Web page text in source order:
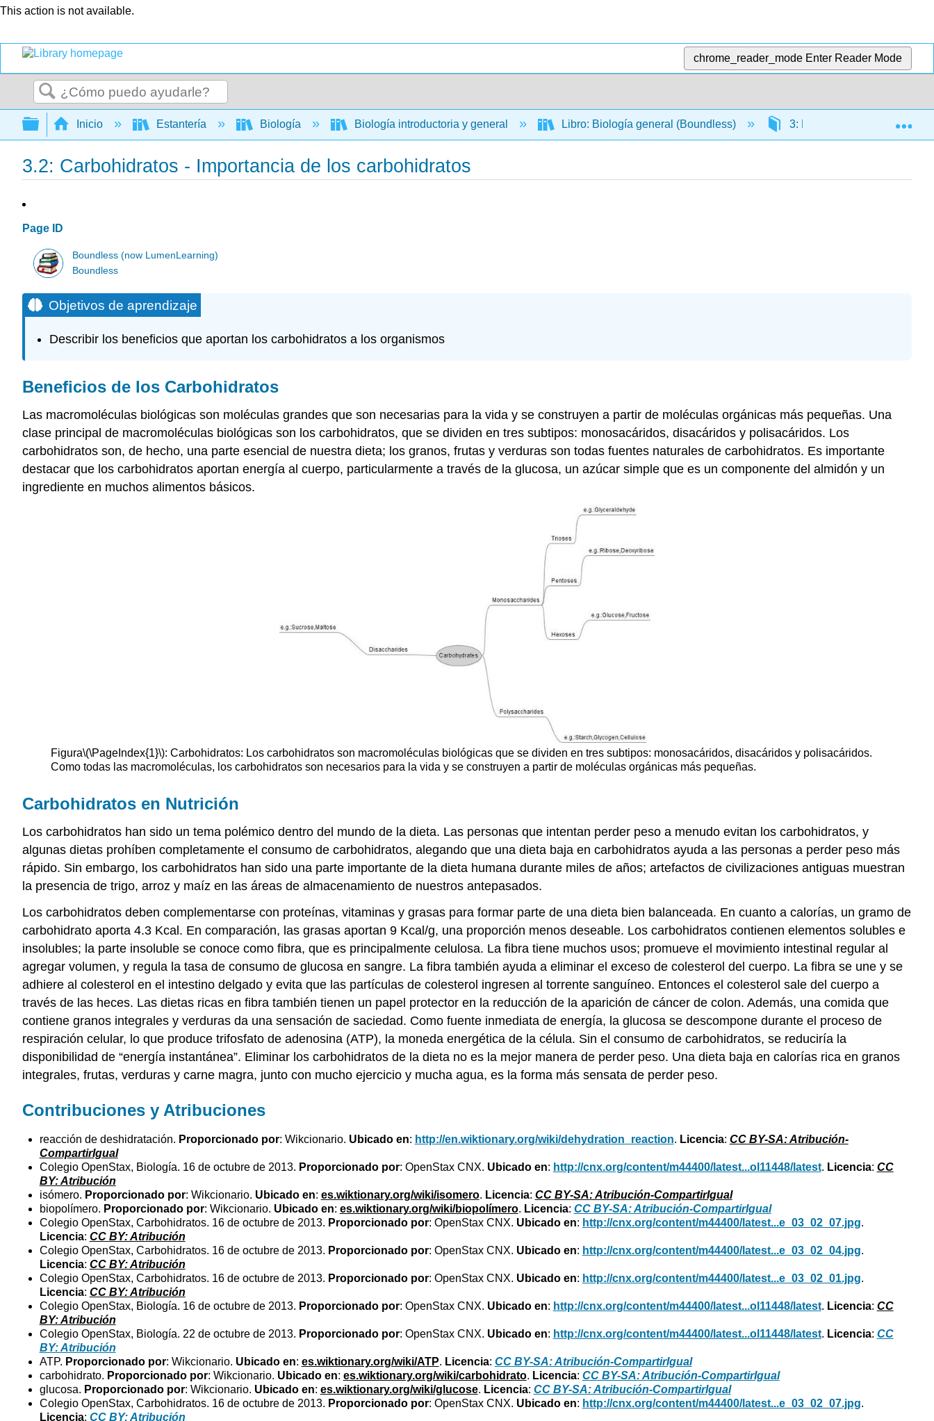
This action is not available.
chrome_reader_mode Enter Reader Mode
Buscar
Expandir/contraer jerarquía global
Inicio Estantería Biología Biología introductoria y general Libro: Biología general (Boundless) 3: Macromoléculas
3.2: Carbohidratos - Importancia de los carbohidratos
Page ID
Boundless (now LumenLearning)
Boundless
Objetivos de aprendizaje
Describir los beneficios que aportan los carbohidratos a los organismos
Beneficios de los Carbohidratos
Las macromoléculas biológicas son moléculas grandes que son necesarias para la vida y se construyen a partir de moléculas orgánicas más pequeñas. Una
clase principal de macromoléculas biológicas son los carbohidratos, que se dividen en tres subtipos: monosacáridos, disacáridos y polisacáridos. Los
carbohidratos son, de hecho, una parte esencial de nuestra dieta; los granos, frutas y verduras son todas fuentes naturales de carbohidratos. Es importante
destacar que los carbohidratos aportan energía al cuerpo, particularmente a través de la glucosa, un azúcar simple que es un componente del almidón y un
ingrediente en muchos alimentos básicos.
Figura\(\PageIndex{1}\): Carbohidratos: Los carbohidratos son macromoléculas biológicas que se dividen en tres subtipos: monosacáridos, disacáridos y polisacáridos.
Como todas las macromoléculas, los carbohidratos son necesarios para la vida y se construyen a partir de moléculas orgánicas más pequeñas.
Carbohidratos en Nutrición
Los carbohidratos han sido un tema polémico dentro del mundo de la dieta. Las personas que intentan perder peso a menudo evitan los carbohidratos, y
algunas dietas prohíben completamente el consumo de carbohidratos, alegando que una dieta baja en carbohidratos ayuda a las personas a perder peso más
rápido. Sin embargo, los carbohidratos han sido una parte importante de la dieta humana durante miles de años; artefactos de civilizaciones antiguas muestran
la presencia de trigo, arroz y maíz en las áreas de almacenamiento de nuestros antepasados.
Los carbohidratos deben complementarse con proteínas, vitaminas y grasas para formar parte de una dieta bien balanceada. En cuanto a calorías, un gramo de
carbohidrato aporta 4.3 Kcal. En comparación, las grasas aportan 9 Kcal/g, una proporción menos deseable. Los carbohidratos contienen elementos solubles e
insolubles; la parte insoluble se conoce como fibra, que es principalmente celulosa. La fibra tiene muchos usos; promueve el movimiento intestinal regular al
agregar volumen, y regula la tasa de consumo de glucosa en sangre. La fibra también ayuda a eliminar el exceso de colesterol del cuerpo. La fibra se une y se
adhiere al colesterol en el intestino delgado y evita que las partículas de colesterol ingresen al torrente sanguíneo. Entonces el colesterol sale del cuerpo a
través de las heces. Las dietas ricas en fibra también tienen un papel protector en la reducción de la aparición de cáncer de colon. Además, una comida que
contiene granos integrales y verduras da una sensación de saciedad. Como fuente inmediata de energía, la glucosa se descompone durante el proceso de
respiración celular, lo que produce trifosfato de adenosina (ATP), la moneda energética de la célula. Sin el consumo de carbohidratos, se reduciría la
disponibilidad de “energía instantánea”. Eliminar los carbohidratos de la dieta no es la mejor manera de perder peso. Una dieta baja en calorías rica en granos
integrales, frutas, verduras y carne magra, junto con mucho ejercicio y mucha agua, es la forma más sensata de perder peso.
Contribuciones y Atribuciones
reacción de deshidratación. Proporcionado por: Wikcionario. Ubicado en: http://en.wiktionary.org/wiki/dehydration_reaction. Licencia: CC BY-SA: Atribución-
CompartirIgual
Colegio OpenStax, Biología. 16 de octubre de 2013. Proporcionado por: OpenStax CNX. Ubicado en: http://cnx.org/content/m44400/latest...ol11448/latest. Licencia: CC
BY: Atribución
isómero. Proporcionado por: Wikcionario. Ubicado en: es.wiktionary.org/wiki/isomero. Licencia: CC BY-SA: Atribución-CompartirIgual
biopolímero. Proporcionado por: Wikcionario. Ubicado en: es.wiktionary.org/wiki/biopolímero. Licencia: CC BY-SA: Atribución-CompartirIgual
Colegio OpenStax, Carbohidratos. 16 de octubre de 2013. Proporcionado por: OpenStax CNX. Ubicado en: http://cnx.org/content/m44400/latest...e_03_02_07.jpg.
Licencia: CC BY: Atribución
Colegio OpenStax, Carbohidratos. 16 de octubre de 2013. Proporcionado por: OpenStax CNX. Ubicado en: http://cnx.org/content/m44400/latest...e_03_02_04.jpg.
Licencia: CC BY: Atribución
Colegio OpenStax, Carbohidratos. 16 de octubre de 2013. Proporcionado por: OpenStax CNX. Ubicado en: http://cnx.org/content/m44400/latest...e_03_02_01.jpg.
Licencia: CC BY: Atribución
Colegio OpenStax, Biología. 16 de octubre de 2013. Proporcionado por: OpenStax CNX. Ubicado en: http://cnx.org/content/m44400/latest...ol11448/latest. Licencia: CC
BY: Atribución
Colegio OpenStax, Biología. 22 de octubre de 2013. Proporcionado por: OpenStax CNX. Ubicado en: http://cnx.org/content/m44400/latest...ol11448/latest. Licencia: CC
BY: Atribución
ATP. Proporcionado por: Wikcionario. Ubicado en: es.wiktionary.org/wiki/ATP. Licencia: CC BY-SA: Atribución-CompartirIgual
carbohidrato. Proporcionado por: Wikcionario. Ubicado en: es.wiktionary.org/wiki/carbohidrato. Licencia: CC BY-SA: Atribución-CompartirIgual
glucosa. Proporcionado por: Wikcionario. Ubicado en: es.wiktionary.org/wiki/glucose. Licencia: CC BY-SA: Atribución-CompartirIgual
Colegio OpenStax, Carbohidratos. 16 de octubre de 2013. Proporcionado por: OpenStax CNX. Ubicado en: http://cnx.org/content/m44400/latest...e_03_02_07.jpg.
Licencia: CC BY: Atribución